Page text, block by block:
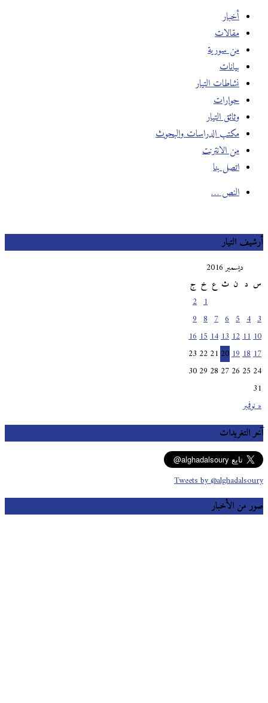
أخبار
مقالات
من سورية
بيانات
نشاطات التيار
حوارات
وثائق التيار
مكتب الدراسات والبحوث
من الانترنت
اتصل بنا
النص …
أرشيف التيار
ديسمبر 2016
س
ث خ ج
« نوفمبر
10
11
12
13
14
15
16
17
18
19
20
21
22
23
24
25
26
27
28
29
30
31
آخر التغريدات
Tweets by @alghadalsoury
صور من الأخبار